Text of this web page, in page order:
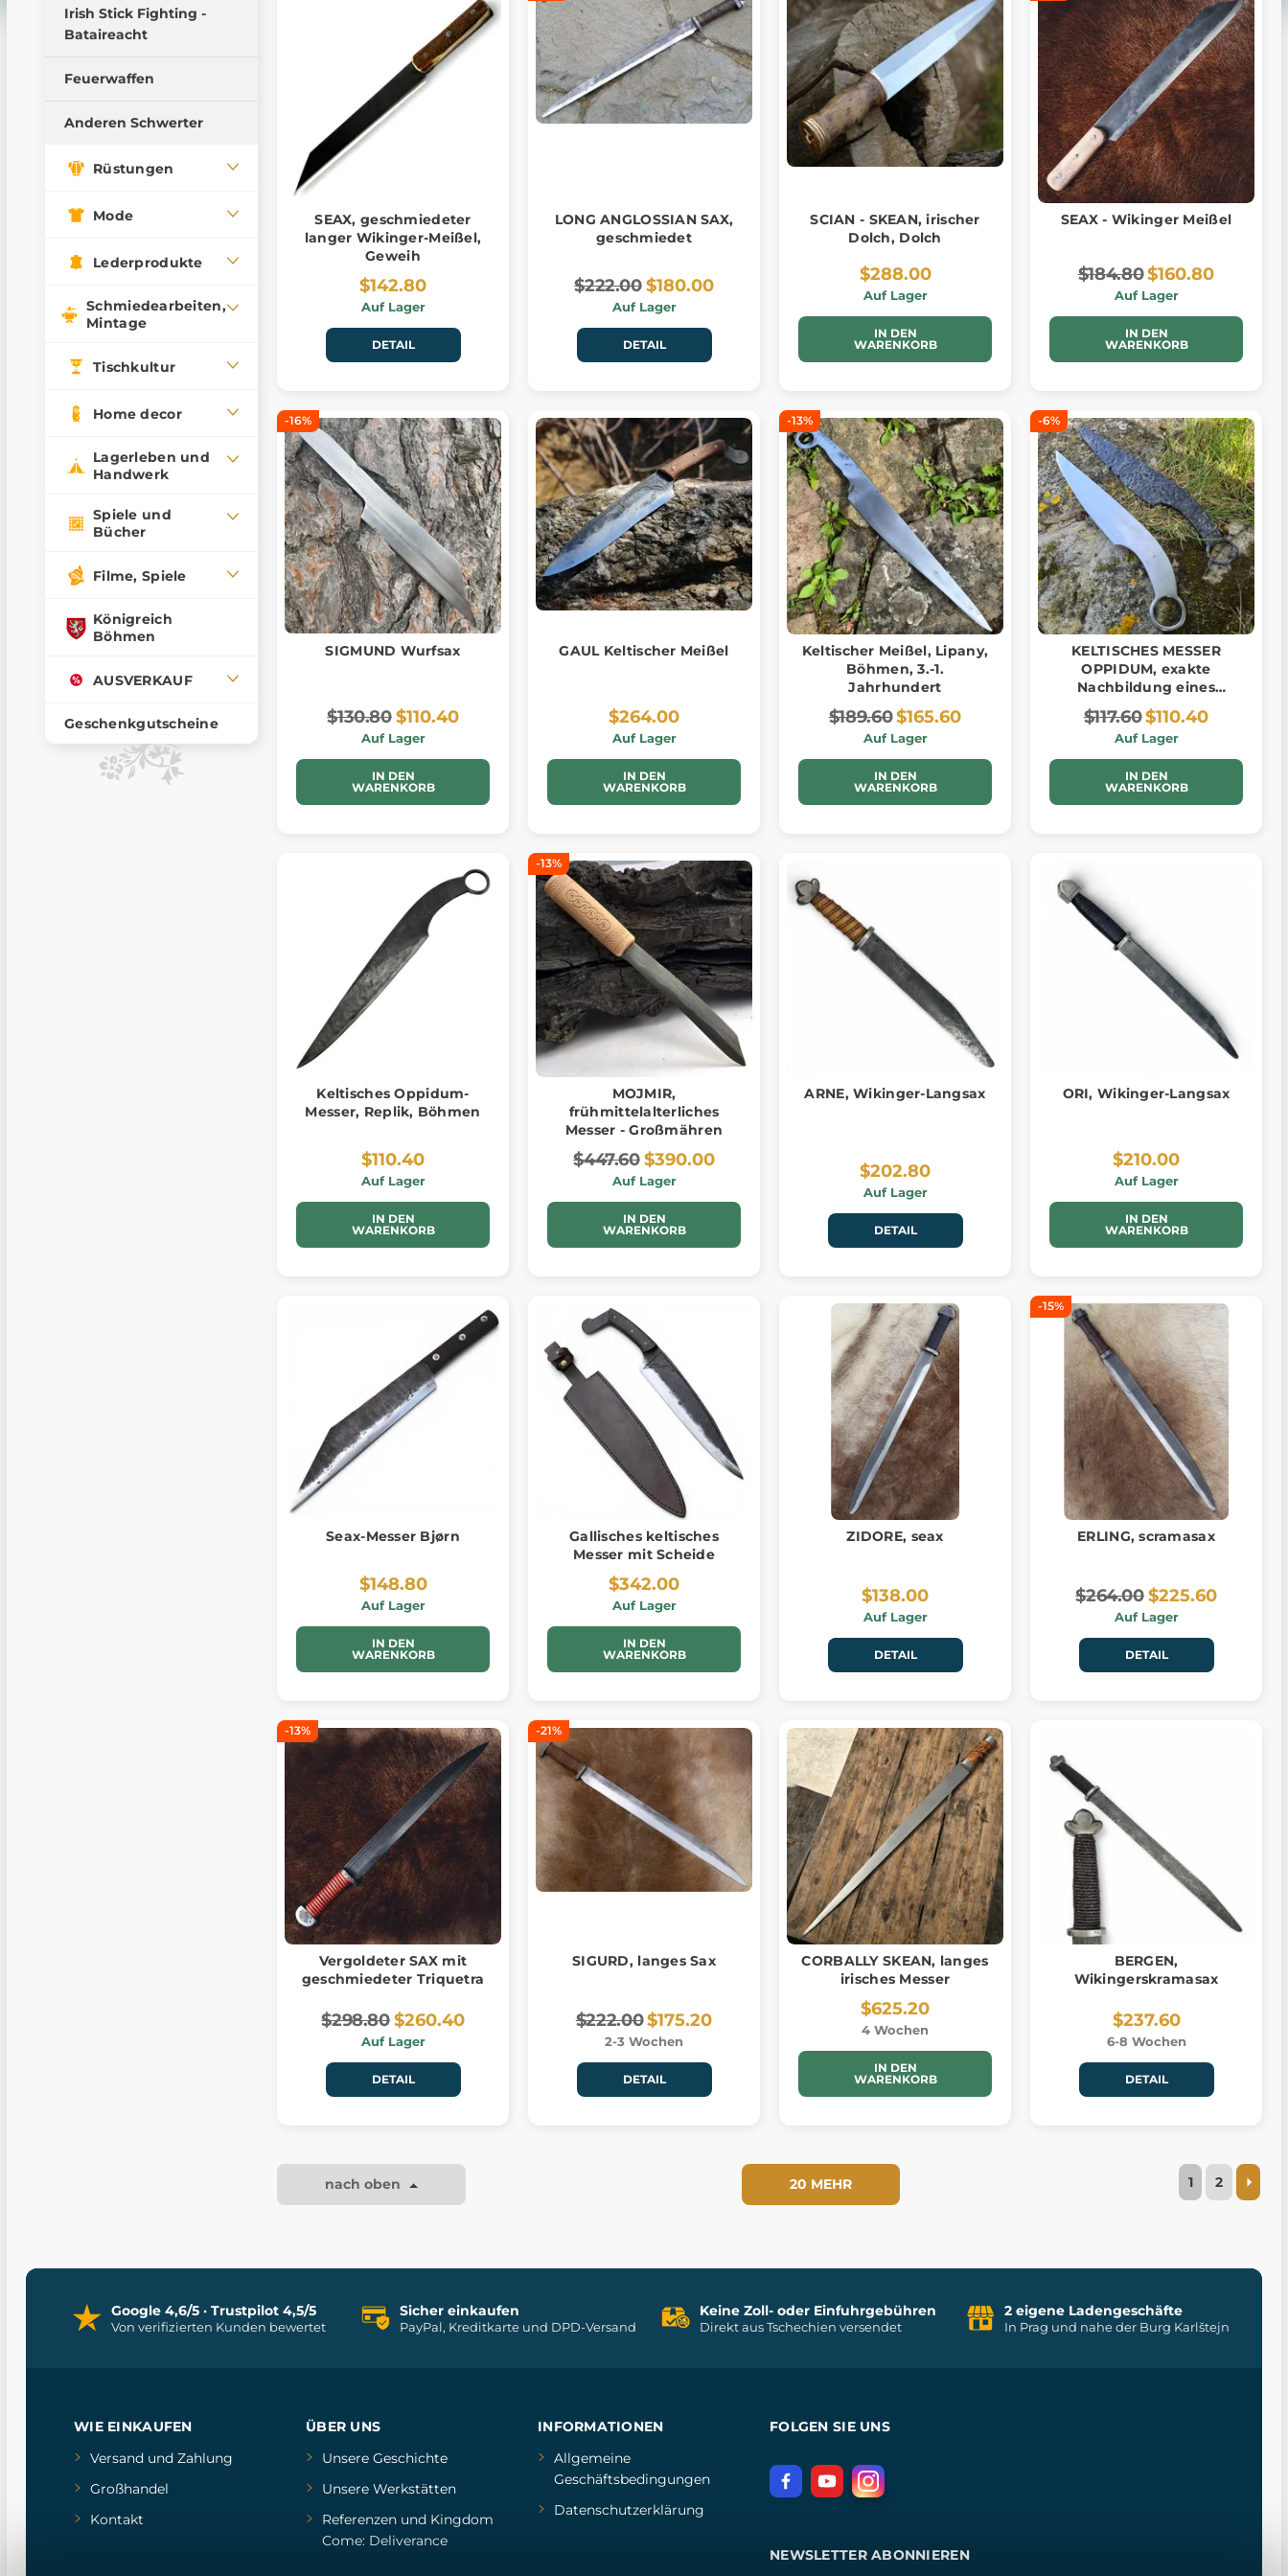
Weiche Waffen
Pillow Fight Warriors
Holzwaffen
Trainingswaffen
Irish Stick Fighting -
Bataireacht
Feuerwaffen
Anderen Schwerter
Rüstungen
Mode
Lederprodukte
Schmiedearbeiten,
Mintage
Tischkultur
Home decor
Lagerleben und
Handwerk
Spiele und
Bücher
Filme, Spiele
Königreich
Böhmen
AUSVERKAUF
Geschenkgutscheine
SEAX, geschmiedeter
langer Wikinger-Meißel,
Geweih
$142.80
Auf Lager
DETAIL
LONG ANGLOSSIAN SAX,
geschmiedet
$222.00$180.00
Auf Lager
DETAIL
SCIAN - SKEAN, irischer
Dolch, Dolch
$288.00
Auf Lager
IN DEN
WARENKORB
SEAX - Wikinger Meißel
$184.80$160.80
Auf Lager
IN DEN
WARENKORB
-16%
SIGMUND Wurfsax
$130.80$110.40
Auf Lager
IN DEN
WARENKORB
GAUL Keltischer Meißel
$264.00
Auf Lager
IN DEN
WARENKORB
-13%
Keltischer Meißel, Lipany,
Böhmen, 3.-1.
Jahrhundert
$189.60$165.60
Auf Lager
IN DEN
WARENKORB
-6%
KELTISCHES MESSER
OPPIDUM, exakte
Nachbildung eines
Messers aus Böhmen
$117.60$110.40
Auf Lager
IN DEN
WARENKORB
Keltisches Oppidum-
Messer, Replik, Böhmen
$110.40
Auf Lager
IN DEN
WARENKORB
-13%
MOJMIR,
frühmittelalterliches
Messer - Großmähren
$447.60$390.00
Auf Lager
IN DEN
WARENKORB
ARNE, Wikinger-Langsax
$202.80
Auf Lager
DETAIL
ORI, Wikinger-Langsax
$210.00
Auf Lager
IN DEN
WARENKORB
Seax-Messer Bjørn
$148.80
Auf Lager
IN DEN
WARENKORB
Gallisches keltisches
Messer mit Scheide
$342.00
Auf Lager
IN DEN
WARENKORB
ZIDORE, seax
$138.00
Auf Lager
DETAIL
-15%
ERLING, scramasax
$264.00$225.60
Auf Lager
DETAIL
-13%
Vergoldeter SAX mit
geschmiedeter Triquetra
$298.80$260.40
Auf Lager
DETAIL
-21%
SIGURD, langes Sax
$222.00$175.20
2-3 Wochen
DETAIL
CORBALLY SKEAN, langes
irisches Messer
$625.20
4 Wochen
IN DEN
WARENKORB
BERGEN,
Wikingerskramasax
$237.60
6-8 Wochen
DETAIL
nach oben 20 MEHR 1 2
Google 4,6/5 · Trustpilot 4,5/5
Von verifizierten Kunden bewertet
Sicher einkaufen
PayPal, Kreditkarte und DPD-Versand
Keine Zoll- oder Einfuhrgebühren
Direkt aus Tschechien versendet
2 eigene Ladengeschäfte
In Prag und nahe der Burg Karlštejn
WIE EINKAUFEN
Versand und Zahlung
Großhandel
Kontakt
ÜBER UNS
Unsere Geschichte
Unsere Werkstätten
Referenzenund Kingdom
Come: Deliverance
INFORMATIONEN
Allgemeine
Geschäftsbedingungen
Datenschutzerklärung
FOLGEN SIE UNS
NEWSLETTER ABONNIEREN